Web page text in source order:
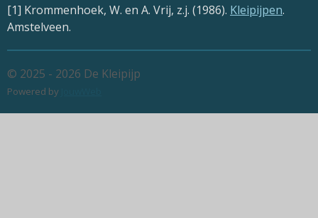
[1] Krommenhoek, W. en A. Vrij, z.j. (1986). Kleipijpen.
Amstelveen.
© 2025 - 2026 De Kleipijp
Powered by